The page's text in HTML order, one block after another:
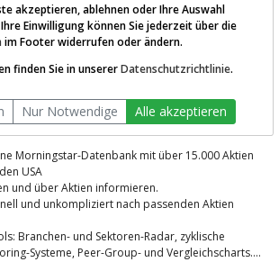
Plattform von
Morningstar-Datenbank mit über 15.000 Aktien
USA
und über Aktien informieren.
und unkompliziert nach passenden Aktien
Branchen- und Sektoren-Radar, zyklische
Systeme, Peer-Group- und Vergleichscharts....
akzeptieren, ablehnen oder Ihre Auswahl
Einwilligung können Sie jederzeit über die
im Footer widerrufen oder ändern.
finden Sie in unsererDatenschutzrichtlinie.
Nur Notwendige Alle akzeptieren